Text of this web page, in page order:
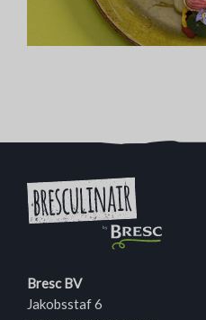
Bresc BV
Jakobsstaf 6